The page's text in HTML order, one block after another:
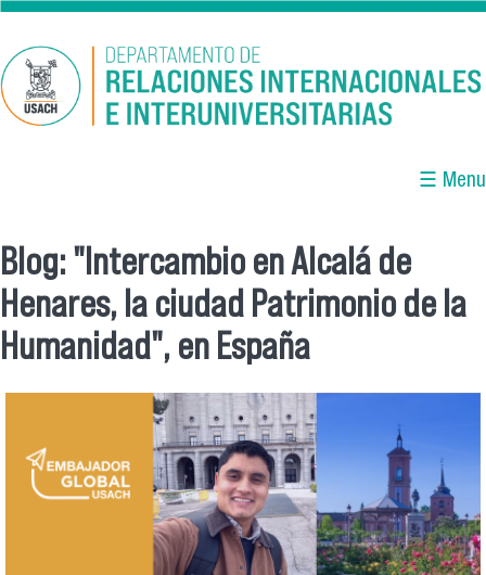
Pasar al contenido principal
☰ Menu
Se encuentra usted aquí
Blog: "Intercambio en Alcalá de
Henares, la ciudad Patrimonio de la
Humanidad", en España